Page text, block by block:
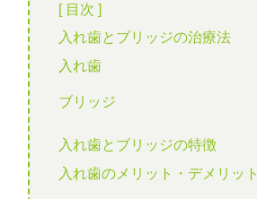
[ 目次 ]
入れ歯とブリッジの治療法
入れ歯
ブリッジ
入れ歯とブリッジの特徴
入れ歯のメリット・デメリット